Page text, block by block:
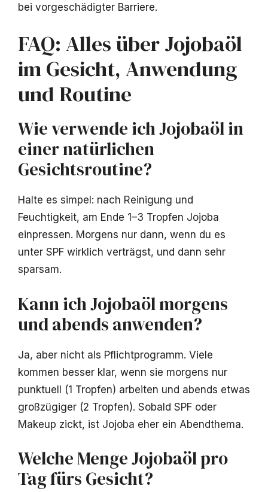
bei vorgeschädigter Barriere.
FAQ: Alles über Jojobaöl
im Gesicht, Anwendung
und Routine
Wie verwende ich Jojobaöl in
einer natürlichen
Gesichtsroutine?
Halte es simpel: nach Reinigung und
Feuchtigkeit, am Ende 1–3 Tropfen Jojoba
einpressen. Morgens nur dann, wenn du es
unter SPF wirklich verträgst, und dann sehr
sparsam.
Kann ich Jojobaöl morgens
und abends anwenden?
Ja, aber nicht als Pflichtprogramm. Viele
kommen besser klar, wenn sie morgens nur
punktuell (1 Tropfen) arbeiten und abends etwas
großzügiger (2 Tropfen). Sobald SPF oder
Makeup zickt, ist Jojoba eher ein Abendthema.
Welche Menge Jojobaöl pro
Tag fürs Gesicht?